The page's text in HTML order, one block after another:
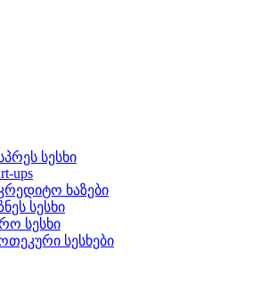
სესხი
ups
ხაზები
სესხი
სესხი
სესხები